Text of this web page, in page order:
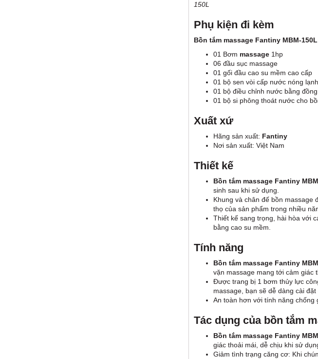
150L
Phụ kiện đi kèm
Bồn tắm massage Fantiny MBM-150L
01 Bơm massage 1hp
06 đầu sục massage
01 gối đầu cao su mềm cao cấp
01 bộ sen vòi cấp nước nóng lạnh
01 bộ điều chỉnh nước bằng
01 bộ si phông thoát nước cho
Xuất xứ
Hãng sản xuất: Fantiny
Nơi sản xuất: Việt Nam
Thiết kế
Bồn tắm massage Fantiny
sinh sau khi sử dụng.
Khung và chân đế bồn massage
thọ của sản phẩm trong nhiều
Thiết kế sang trọng, hài hòa với
bằng cao su mềm.
Tính năng
Bồn tắm massage Fantiny
vặn massage mang tới cảm giác
Được trang bị 1 bơm thủy lực
massage, bạn sẽ dễ dàng cài
An toàn hơn với tính năng chống
Tác dụng của bồn tắm
Bồn tắm massage Fantiny
giác thoải mái, dễ chịu khi sử
Giảm tình trạng căng cơ: Khi